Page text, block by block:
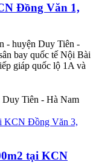
Đồng Văn 1,
- huyện Duy Tiên -
bay quốc tế Nội Bài
giáp quốc lộ 1A và
Duy Tiên - Hà Nam
tại KCN